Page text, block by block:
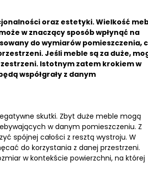
oraz estetyki. Wielkość
w znaczący sposób wpłynąć na
do wymiarów pomieszczenia,
Jeśli meble są za duże,
Istotnym zatem krokiem w
współgrały z danym
skutki. Zbyt duże meble mogą
w danym pomieszczeniu. Z
spójnej całości z resztą wystroju. W
do korzystania z danej przestrzeni.
w kontekście powierzchni, na której